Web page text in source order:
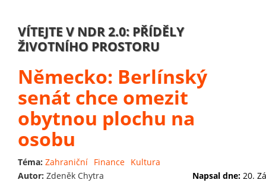
VÍTEJTE V NDR 2.0: PŘÍDĚLY
ŽIVOTNÍHO PROSTORU
Německo: Berlínský
senát chce omezit
obytnou plochu na
osobu
Téma: Zahraniční Finance Kultura
Autor: Zdeněk Chytra Napsal dne: 20.